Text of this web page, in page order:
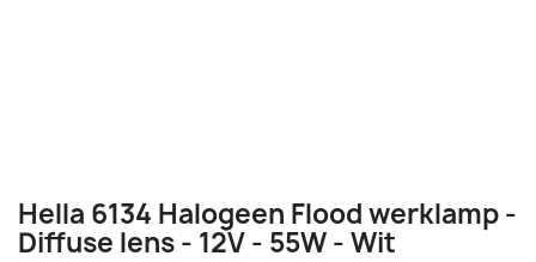
Hella 6134 Halogeen Flood werklamp -
Diffuse lens - 12V - 55W - Wit